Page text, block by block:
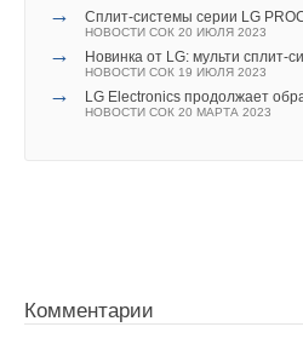
→ Cплит-системы серии LG
НОВОСТИ СОК 20 ИЮЛЯ 2023
→ Новинка от LG: мульти сплит-
НОВОСТИ СОК 19 ИЮЛЯ 2023
→ LG Electronics продолжает
НОВОСТИ СОК 20 МАРТА 2023
Комментарии